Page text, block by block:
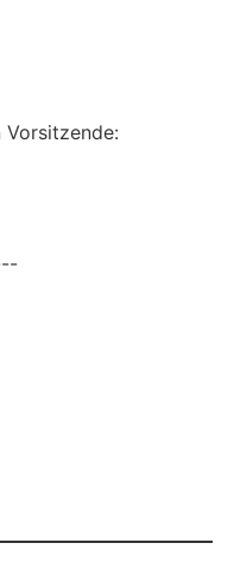
Vorsitzende: